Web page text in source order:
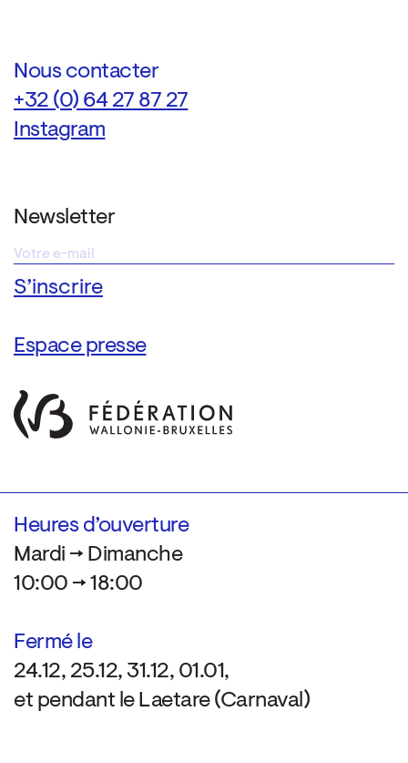
Nous contacter
+32 (0) 64 27 87 27
Instagram
Newsletter
Espace presse
Heures d’ouverture
Mardi → Dimanche
10:00 → 18:00
Fermé le
24.12, 25.12, 31.12, 01.01,
et pendant le Laetare (Carnaval)